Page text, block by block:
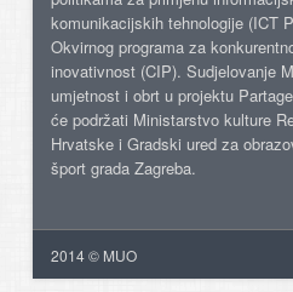
komunikacijskih tehnologije (ICT
Okvirnog programa za
inovativnost (CIP). Sudjelovanje
umjetnost i obrt u projektu
će podržati Ministarstvo kulture
Hrvatske i Gradski ured za
šport grada Zagreba.
2014 © MUO